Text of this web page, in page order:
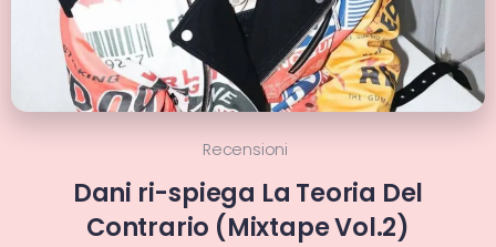
Recensioni
Dani ri-spiega La Teoria Del
Contrario (Mixtape Vol.2)